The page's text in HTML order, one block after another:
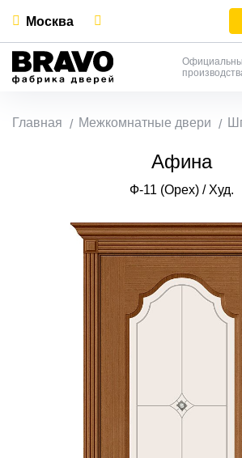
Москва
Главная Межкомнатные двери
Афина
Ф-11 (Орех) / Худ.